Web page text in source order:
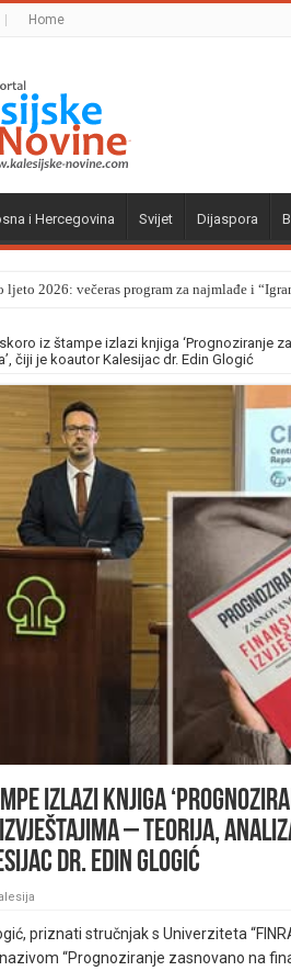
Home
i Hercegovina Svijet Dijaspora
ljeto 2026: večeras program za najmlađe i
iz štampe izlazi knjiga ‘Prognoziranje
čiji je koautor Kalesijac dr. Edin Glogić
izlazi knjiga
– Teorija,
dr. Edin Glogić
priznati stručnjak s Univerziteta
“Prognoziranje zasnovano na